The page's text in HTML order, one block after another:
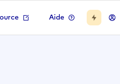
Aide